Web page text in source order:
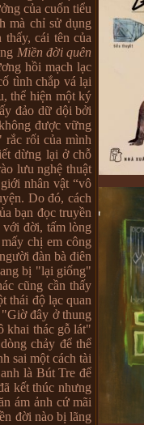
của cuốn tiểu
mà chỉ sử dụng
cái tên của
Miền đời quên
hồi mạch lạc
tình chắp vá lại
thể hiện một ký
đảo dữ dội bởi
được vững
rắc rối của mình
dừng lại ở chỗ
lưu nghệ thuật
nhân vật “vô
Do đó, cách
bạn đọc truyền
đời, tấm lòng
chị em công
đàn bà điên
bị "lại giống"
cũng cần thấy
thái độ lạc quan
đây ở thung
khai thác gỗ lát"
chảy để thể
sai một cách tài
là Bút Tre để
kết thúc nhưng
ám ảnh cứ mãi
đời nào bị lãng